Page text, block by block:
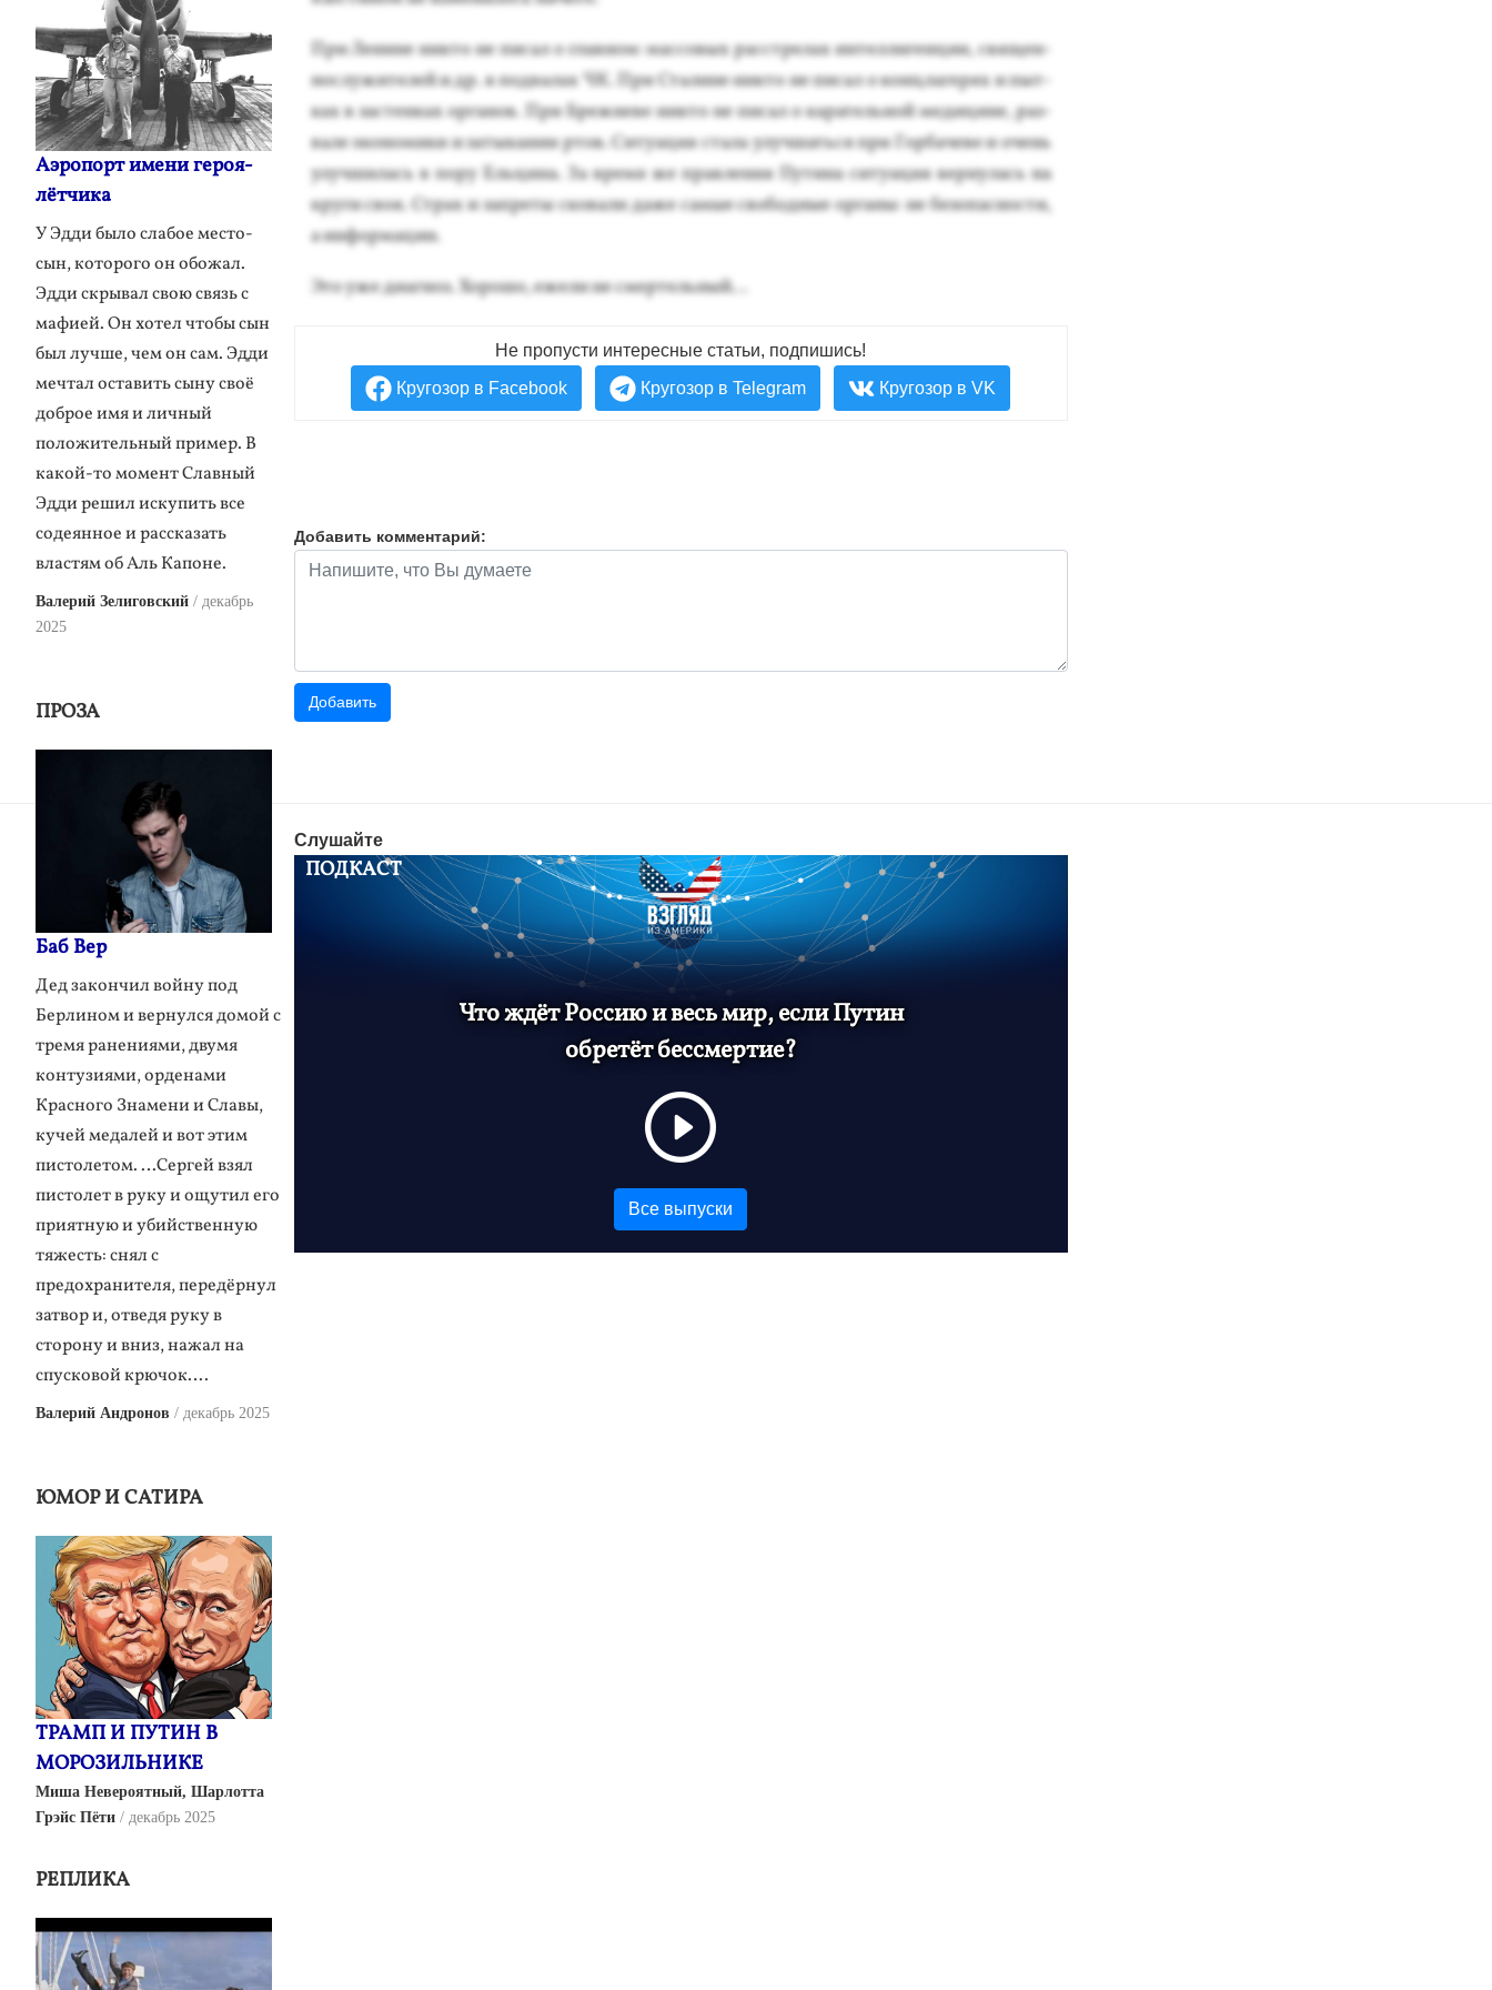
При Ле­нине ник­то не пи­сал о глав­ном: мас­со­вых расс­тре­лах ин­телли­ген­ции, свя­щен­
нослу­жите­лей и др. в под­ва­лах ЧК. При Ста­лине ник­то не пи­сал о кон­цла­герях и пыт­
ках в зас­тенках ор­га­нов. При Бреж­не­ве ник­то не пи­сал о ка­ратель­ной ме­дици­не, раз­
ва­ле эко­номи­ки и за­тыка­нии ртов. Си­ту­ация ста­ла улуч­шать­ся при Гор­ба­чеве и очень
улуч­ши­лась в по­ру Ель­ци­на. За вре­мя же прав­ле­ния Пу­тина си­ту­ация вер­ну­лась на
кру­ги своя. Страх и зап­ре­ты ско­вали да­же са­мые сво­бод­ные ор­га­ны: не бе­зопас­ности,
а ин­форма­ции.
Это уже ди­аг­ноз. Хо­рошо, еже­ли не смер­тель­ный…
Не пропусти интересные статьи, подпишись!
Кругозор в Facebook
Кругозор в Telegram Кругозор в VK
Добавить комментарий:
Слушайте
ПОДКАСТ
Что ждёт Россию и весь мир, если Путин
обретёт бессмертие?
Все выпуски
Аэропорт имени героя-
лётчика
У Эдди было слабое место-
сын, которого он обожал.
Эдди скрывал свою связь с
мафией. Он хотел чтобы сын
был лучше, чем он сам. Эдди
мечтал оставить сыну своё
доброе имя и личный
положительный пример. В
какой-то момент Славный
Эдди решил искупить все
содеянное и рассказать
властям об Аль Капоне.
Валерий Зелиговский
декабрь
2025
ПРОЗА
Баб Вер
Дед закончил войну под
Берлином и вернулся домой с
тремя ранениями, двумя
контузиями, орденами
Красного Знамени и Славы,
кучей медалей и вот этим
пистолетом. …Сергей взял
пистолет в руку и ощутил его
приятную и убийственную
тяжесть: снял с
предохранителя, передёрнул
затвор и, отведя руку в
сторону и вниз, нажал на
спусковой крючок….
Валерий Андронов декабрь 2025
ЮМОР И САТИРА
ТРАМП И ПУТИН В
МОРОЗИЛЬНИКЕ
Миша Невероятный, Шарлотта
Грэйс Пёти
декабрь 2025
РЕПЛИКА